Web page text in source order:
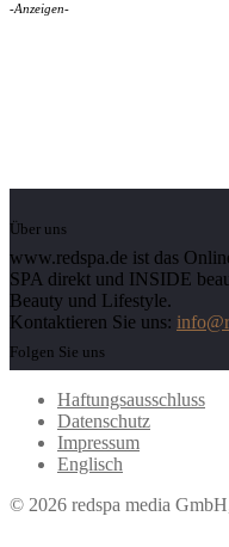
-Anzeigen-
Über uns
www.redspa.de ist das
SPA direkt und INSIDE
Beauty und Lifestyle.
Kontaktieren Sie uns:
Folgen Sie uns
Haftungsausschluss
Datenschutz
Impressum
Englisch
© 2026 redspa media